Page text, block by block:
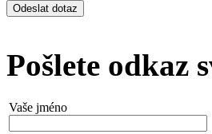
Pošlete odkaz
Vaše jméno